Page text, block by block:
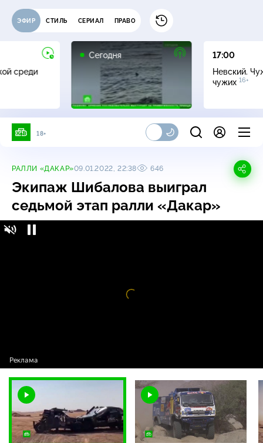
ЭФИР СТИЛЬ СЕРИАЛ ПРАВО
среди
Сегодня
17:00
Невский.
чужих 16+
18+
РАЛЛИ «ДАКАР»09.01.2022, 22:38 646
Экипаж Шибалова выиграл
седьмой этап ралли «Дакар»